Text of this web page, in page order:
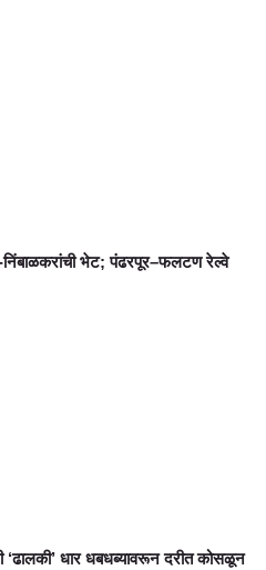
निंबाळकरांची भेट; पंढरपूर–फलटण रेल्वे
‘ढालकी’ धार धबधब्यावरून दरीत कोसळून